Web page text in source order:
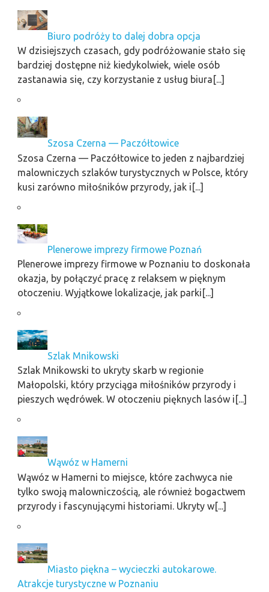
Biuro podróży to dalej dobra opcja
W dzisiejszych czasach, gdy podróżowanie stało się
bardziej dostępne niż kiedykolwiek, wiele osób
zastanawia się, czy korzystanie z usług biura[...]
Szosa Czerna — Paczółtowice
Szosa Czerna — Paczółtowice to jeden z najbardziej
malowniczych szlaków turystycznych w Polsce, który
kusi zarówno miłośników przyrody, jak i[...]
Plenerowe imprezy firmowe Poznań
Plenerowe imprezy firmowe w Poznaniu to doskonała
okazja, by połączyć pracę z relaksem w pięknym
otoczeniu. Wyjątkowe lokalizacje, jak parki[...]
Szlak Mnikowski
Szlak Mnikowski to ukryty skarb w regionie
Małopolski, który przyciąga miłośników przyrody i
pieszych wędrówek. W otoczeniu pięknych lasów i[...]
Wąwóz w Hamerni
Wąwóz w Hamerni to miejsce, które zachwyca nie
tylko swoją malowniczością, ale również bogactwem
przyrody i fascynującymi historiami. Ukryty w[...]
Miasto piękna – wycieczki autokarowe.
Atrakcje turystyczne w Poznaniu